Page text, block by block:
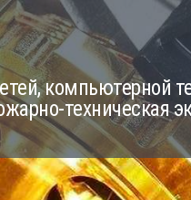
компьютерной
техническая